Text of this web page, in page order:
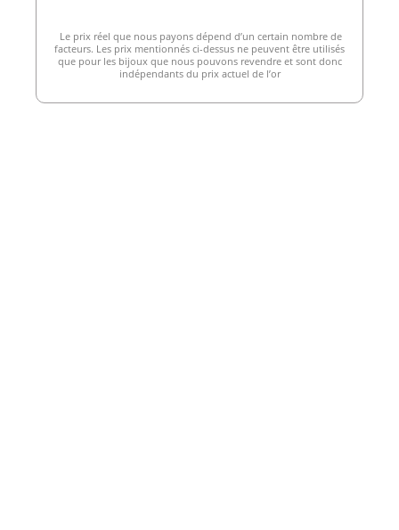
Le prix réel que nous payons dépend d’un certain nombre de
facteurs. Les prix mentionnés ci-dessus ne peuvent être utilisés
que pour les bijoux que nous pouvons revendre et sont donc
indépendants du prix actuel de l’or